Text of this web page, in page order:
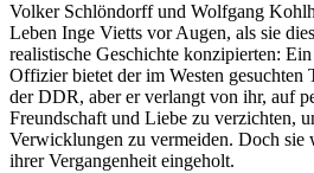
Volker Schlöndorff und Wolfgang
Leben Inge Vietts vor Augen, als sie
realistische Geschichte konzipierten:
Offizier bietet der im Westen
der DDR, aber er verlangt von ihr, auf
Freundschaft und Liebe zu verzichten,
Verwicklungen zu vermeiden. Doch sie
ihrer Vergangenheit eingeholt.